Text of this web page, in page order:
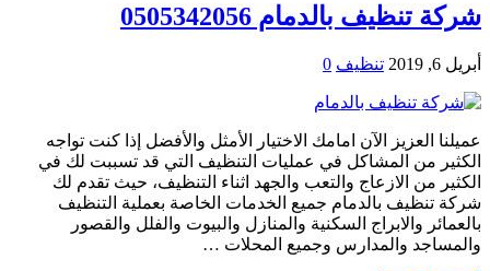
شركة تنظيف بالدمام 0505342056
أبريل 6, 2019 تنظيف 0
عميلنا العزيز الآن امامك الاختيار الأمثل والأفضل إذا كنت تواجه
الكثير من المشاكل في عمليات التنظيف التي قد تسببت لك في
الكثير من الازعاج والتعب والجهد اثناء التنظيف، حيث تقدم لك
شركة تنظيف بالدمام جميع الخدمات الخاصة بعملية التنظيف
بالعمائر والابراج السكنية والمنازل والبيوت والفلل والقصور
والمساجد والمدارس وجميع المحلات …